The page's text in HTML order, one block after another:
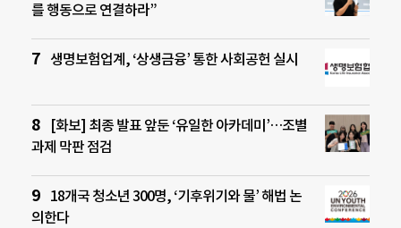
를 행동으로 연결하라”
생명보험업계, ‘상생금융’ 통한 사회공헌 실시
[화보] 최종 발표 앞둔 ‘유일한 아카데미’…조별
과제 막판 점검
18개국 청소년 300명, ‘기후위기와 물’ 해법 논
의한다